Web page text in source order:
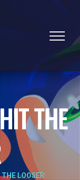
THE
LOOSER